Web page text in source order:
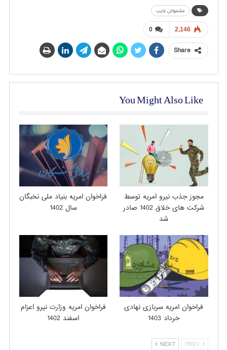
مشمولان غایب
0 2,146
Share
You Might Also Like
مجوز جذب نیرو امریه توسط
شرکت های خلاق 1402 صادر
شد
فراخوان امریه بنیاد ملی نخبگان
سال 1402
فراخوان امریه سربازی نهادی
خرداد 1403
فراخوان امریه وزارت نیرو اعزام
اسفند 1402
PREV
NEXT